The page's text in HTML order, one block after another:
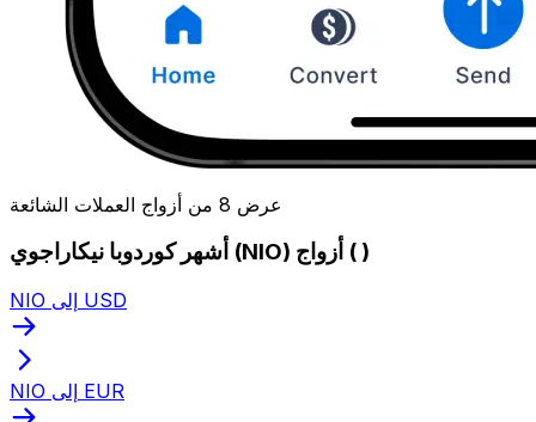
عرض 8 من أزواج العملات الشائعة
أشهر كوردوبا نيكاراجوي (NIO) أزواج ( )
NIO إلى USD
NIO إلى EUR